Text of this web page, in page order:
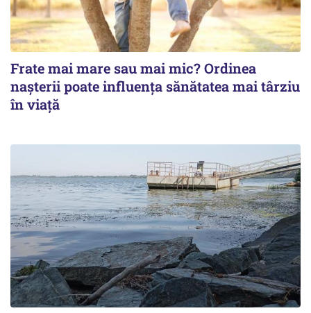
Frate mai mare sau mai mic? Ordinea
nașterii poate influența sănătatea mai târziu
în viață